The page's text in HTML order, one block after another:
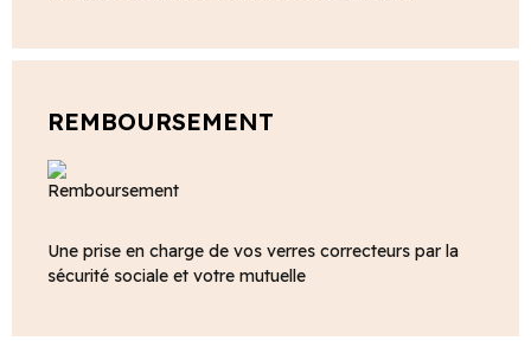
REMBOURSEMENT
Une prise en charge de vos verres correcteurs par la
sécurité sociale et votre mutuelle